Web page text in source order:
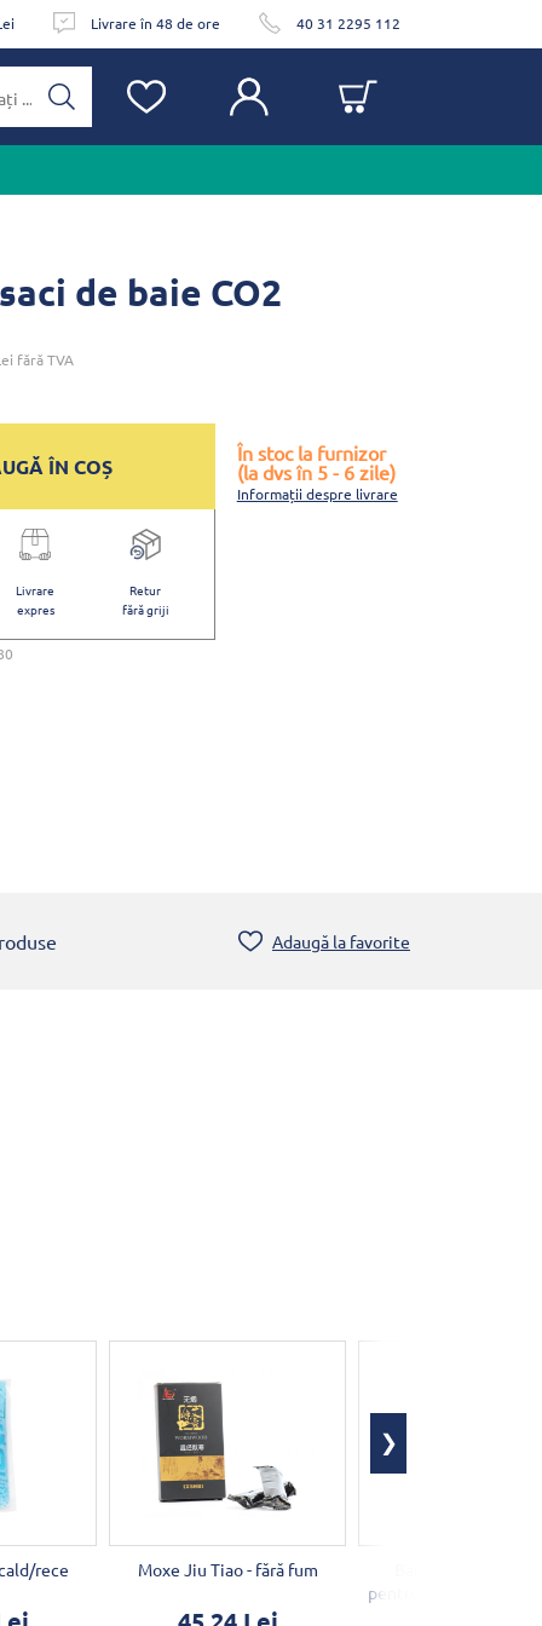
Livrare în 48 de ore 40 31 2295 112
de baie CO2
fără TVA
În stoc la furnizor
(la dvs în 5 - 6 zile)
Informații despre livrare
ÎN COȘ
Livrare
expres
Retur
fără griji
Adaugă la favorite
rece Moxe Jiu Tiao - fără fum
pentru moxibustie